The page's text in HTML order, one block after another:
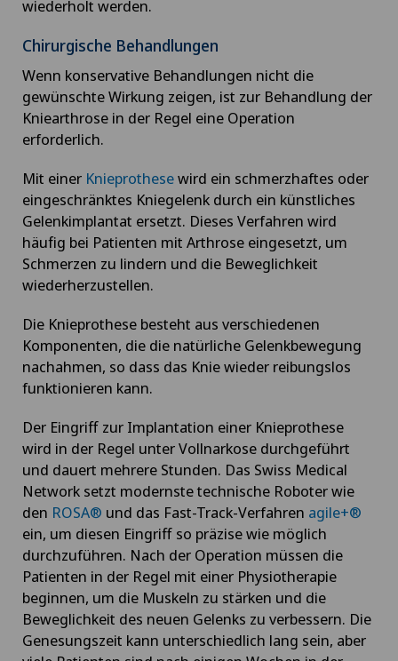
wiederholt werden.
Chirurgische Behandlungen
Wenn konservative Behandlungen nicht die
gewünschte Wirkung zeigen, ist zur Behandlung der
Kniearthrose in der Regel eine Operation
erforderlich.
Mit einer Knieprothesewird ein schmerzhaftes oder
eingeschränktes Kniegelenk durch ein künstliches
Gelenkimplantat ersetzt. Dieses Verfahren wird
häufig bei Patienten mit Arthrose eingesetzt, um
Schmerzen zu lindern und die Beweglichkeit
wiederherzustellen.
Die Knieprothese besteht aus verschiedenen
Komponenten, die die natürliche Gelenkbewegung
nachahmen, so dass das Knie wieder reibungslos
funktionieren kann.
Der Eingriff zur Implantation einer Knieprothese
wird in der Regel unter Vollnarkose durchgeführt
und dauert mehrere Stunden. Das Swiss Medical
Network setzt modernste technische Roboter wie
den ROSA® und das Fast-Track-Verfahren agile+®
ein, um diesen Eingriff so präzise wie möglich
durchzuführen. Nach der Operation müssen die
Patienten in der Regel mit einer Physiotherapie
beginnen, um die Muskeln zu stärken und die
Beweglichkeit des neuen Gelenks zu verbessern. Die
Genesungszeit kann unterschiedlich lang sein, aber